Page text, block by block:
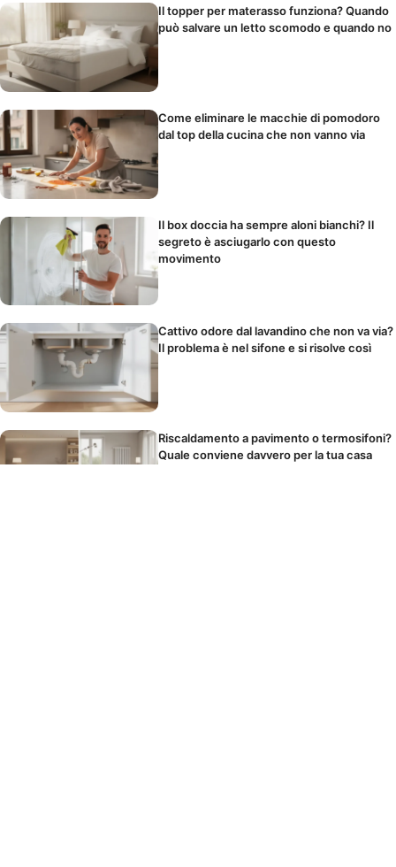
Il topper per materasso funziona? Quando
può salvare un letto scomodo e quando no
Come eliminare le macchie di pomodoro
dal top della cucina che non vanno via
Il box doccia ha sempre aloni bianchi? Il
segreto è asciugarlo con questo
movimento
Cattivo odore dal lavandino che non va via?
Il problema è nel sifone e si risolve così
Riscaldamento a pavimento o termosifoni?
Quale conviene davvero per la tua casa